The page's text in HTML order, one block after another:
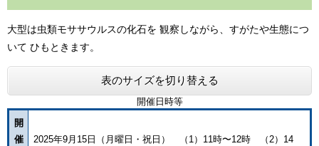
大型は虫類モササウルスの化石を 観察しながら、すがたや生態につ
いて ひもときます。
表のサイズを切り替える
開催日時等
開
催
2025年9月15日（月曜日・祝日） （1）11時〜12時 （2）14